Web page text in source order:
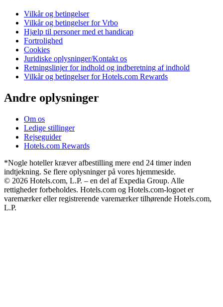
Vilkår og betingelser
Vilkår og betingelser for Vrbo
Hjælp til personer med et handicap
Fortrolighed
Cookies
Juridiske oplysninger/Kontakt os
Retningslinjer for indhold og indberetning af indhold
Vilkår og betingelser for Hotels.com Rewards
Andre oplysninger
Om os
Ledige stillinger
Rejseguider
Hotels.com Rewards
*Nogle hoteller kræver afbestilling mere end 24 timer inden
indtjekning. Se flere oplysninger på vores hjemmeside.
© 2026 Hotels.com, L.P. – en del af Expedia Group. Alle
rettigheder forbeholdes. Hotels.com og Hotels.com-logoet er
varemærker eller registrerende varemærker tilhørende Hotels.com,
L.P.